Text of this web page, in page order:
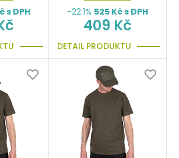
s DPH -22.1% 525Kč s DPH
409 Kč
DETAIL PRODUKTU